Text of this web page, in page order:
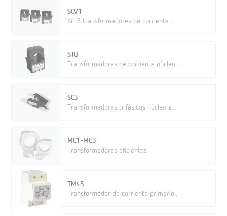
SCV1
Kit 3 transformadores de corriente ...
STQ
Transformadores de corriente núcleo...
SC3
Transformadores trifásicos núcleo a...
MC1-MC3
Transformadores eficientes
TM45
Transformador de corriente primario...